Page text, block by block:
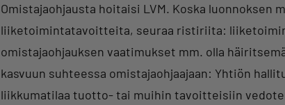
Omistajaohjausta hoitaisi LVM. Koska luonnoksen
liiketoimintatavoitteita, seuraa ristiriita:
omistajaohjauksen vaatimukset mm. olla
kasvuun suhteessa omistajaohjaajaan: Yhtiön
liikkumatilaa tuotto- tai muihin tavoitteisiin